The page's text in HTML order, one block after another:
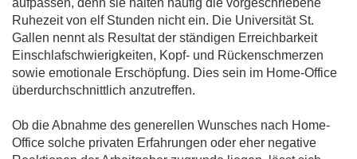
aufpassen, denn sie halten häufig die vorgeschriebene
Ruhezeit von elf Stunden nicht ein. Die Universität St.
Gallen nennt als Resultat der ständigen Erreichbarkeit
Einschlafschwierigkeiten, Kopf- und Rückenschmerzen
sowie emotionale Erschöpfung. Dies sein im Home-Office
überdurchschnittlich anzutreffen.
Ob die Abnahme des generellen Wunsches nach Home-
Office solche privaten Erfahrungen oder eher negative